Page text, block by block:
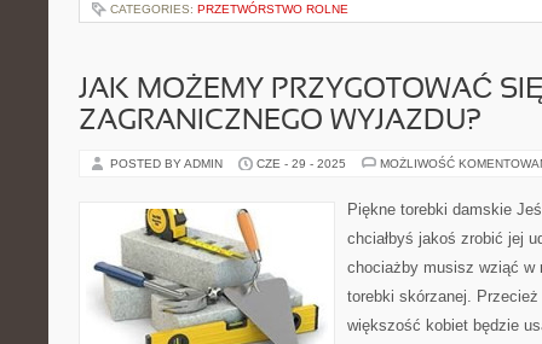
CATEGORIES: PRZETWÓRSTWO ROLNE
JAK MOŻEMY PRZYGOTOWAĆ
ZAGRANICZNEGO WYJAZDU?
POSTED BY ADMIN CZE - 29 - 2025 MOŻLIWOŚĆ
Piękne torebki damskie
chciałbyś jakoś zrobić jej
chociażby musisz wziąć w
torebki skórzanej.
większość kobiet będzie